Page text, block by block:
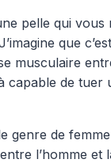
pelle qui
que
musculaire
capable de
genre de
l’homme et